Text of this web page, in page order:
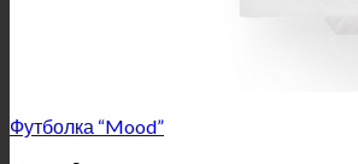
Футболка “Mood”